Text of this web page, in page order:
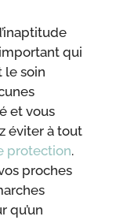
important qui
le soin
et vous
éviter à tout
protection.
proches
qu’un